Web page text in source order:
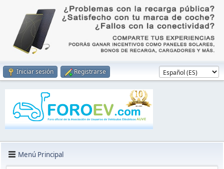
Iniciar sesión Registrarse
Menú Principal